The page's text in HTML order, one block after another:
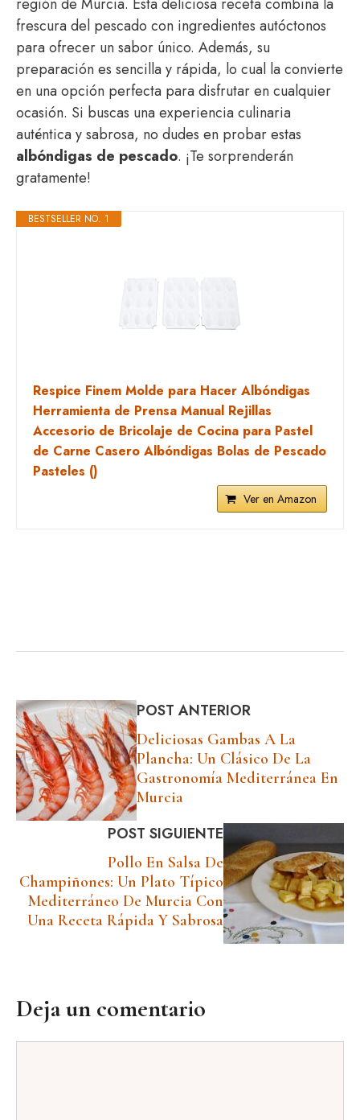
frescura del pescado con ingredientes autóctonos
para ofrecer un sabor único. Además, su
preparación es sencilla y rápida, lo cual la convierte
en una opción perfecta para disfrutar en cualquier
ocasión. Si buscas una experiencia culinaria
auténtica y sabrosa, no dudes en probar estas
albóndigas de pescado. ¡Te sorprenderán
gratamente!
BESTSELLER NO. 1
Respice Finem Molde para Hacer Albóndigas
Herramienta de Prensa Manual Rejillas
Accesorio de Bricolaje de Cocina para Pastel
de Carne Casero Albóndigas Bolas de Pescado
Pasteles ()
Ver en Amazon
POST ANTERIOR
Deliciosas Gambas A La
Plancha: Un Clásico De La
Gastronomía Mediterránea En
Murcia
POST SIGUIENTE
Pollo En Salsa De
Champiñones: Un Plato Típico
Mediterráneo De Murcia Con
Una Receta Rápida Y Sabrosa
Deja un comentario